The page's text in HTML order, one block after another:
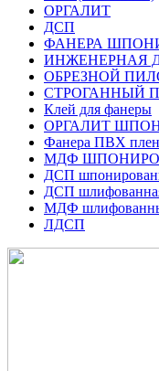
ОРГАЛИТ
ДСП
ФАНЕРА
ИНЖЕНЕРНАЯ
ОБРЕЗНОЙ
СТРОГАННЫЙ
Клей для фанеры
ОРГАЛИТ
Фанера ПВХ
МДФ
ДСП
ДСП
МДФ
ЛДСП